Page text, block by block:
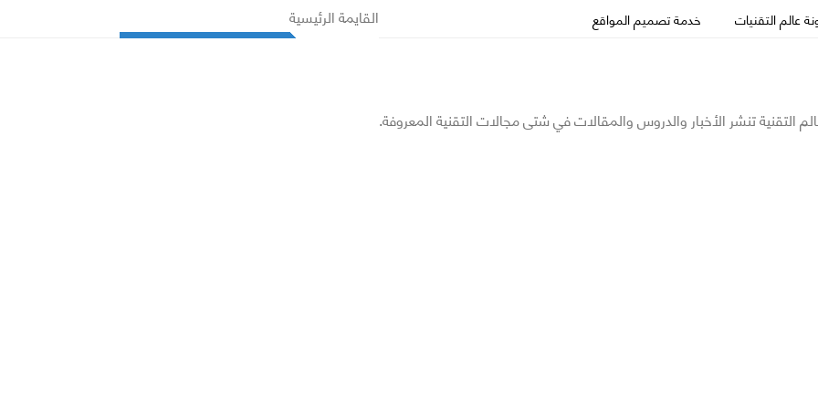
عالم التقنيات خدمة تصميم المواقع القايمة الرئيسية
التقنية تنشر الأخبار والدروس والمقالات في شتى مجالات التقنية المعروفة.